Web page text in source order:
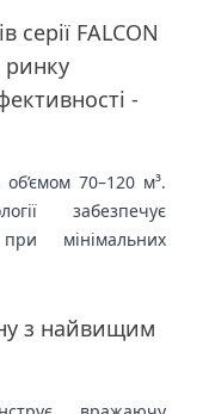
серії FALCON
ринку
-
70–120 м³.
забезпечує
мінімальних
з найвищим